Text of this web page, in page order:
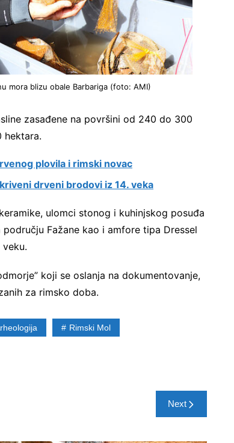
mora blizu obale Barbariga (foto: AMI)
zasađene na površini od 240 do 300
hektara.
plovila i rimski novac
drveni brodovi iz 14. veka
ulomci stonog i kuhinjskog posuđa
Fažane kao i amfore tipa Dressel
koji se oslanja na dokumentovanje,
za rimsko doba.
Rimski Mol
Next